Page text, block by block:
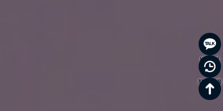
바로문의
최근 본 상품